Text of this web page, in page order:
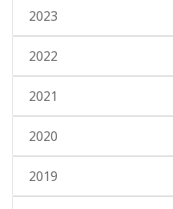
2023
2022
2021
2020
2019